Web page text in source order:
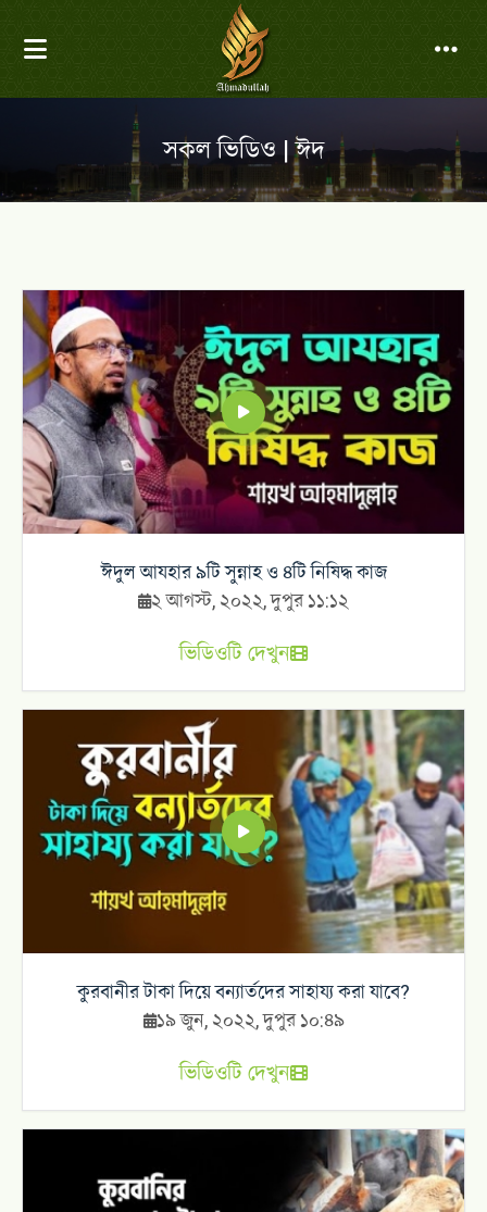
সকল ভিডিও | ঈদ
ঈদুল আযহার ৯টি সুন্নাহ ও ৪টি নিষিদ্ধ কাজ
২ আগস্ট, ২০২২, দুপুর ১১:১২
ভিডিওটি দেখুন
কুরবানীর টাকা দিয়ে বন্যার্তদের সাহায্য করা যাবে?
১৯ জুন, ২০২২, দুপুর ১০:৪৯
ভিডিওটি দেখুন